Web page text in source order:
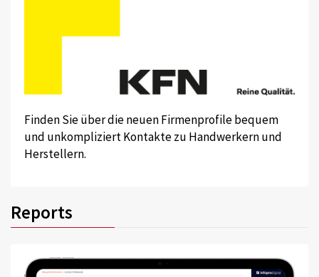
Finden Sie über die neuen Firmenprofile bequem
und unkompliziert Kontakte zu Handwerkern und
Herstellern.
Reports